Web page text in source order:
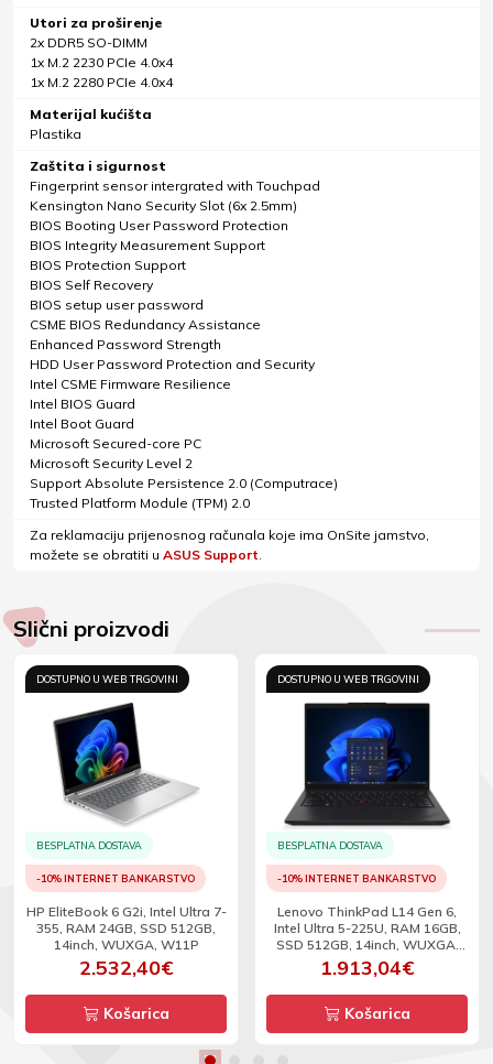
Utori za proširenje
2x DDR5 SO-DIMM
1x M.2 2230 PCIe 4.0x4
1x M.2 2280 PCIe 4.0x4
Materijal kućišta
Plastika
Zaštita i sigurnost
Fingerprint sensor intergrated with Touchpad
Kensington Nano Security Slot (6x 2.5mm)
BIOS Booting User Password Protection
BIOS Integrity Measurement Support
BIOS Protection Support
BIOS Self Recovery
BIOS setup user password
CSME BIOS Redundancy Assistance
Enhanced Password Strength
HDD User Password Protection and Security
Intel CSME Firmware Resilience
Intel BIOS Guard
Intel Boot Guard
Microsoft Secured-core PC
Microsoft Security Level 2
Support Absolute Persistence 2.0 (Computrace)
Trusted Platform Module (TPM) 2.0
Za reklamaciju prijenosnog računala koje ima OnSite jamstvo,
možete se obratiti u ASUS Support.
Slični proizvodi
DOSTUPNO U WEB TRGOVINI
BESPLATNA DOSTAVA
-10% INTERNET BANKARSTVO
HP EliteBook 6 G2i, Intel Ultra 7-
355, RAM 24GB, SSD 512GB,
14inch, WUXGA, W11P
2.532,40€
Košarica
DOSTUPNO U WEB TRGOVINI
BESPLATNA DOSTAVA
-10% INTERNET BANKARSTVO
Lenovo ThinkPad L14 Gen 6,
Intel Ultra 5-225U, RAM 16GB,
SSD 512GB, 14inch, WUXGA,
W11P
1.913,04€
Košarica